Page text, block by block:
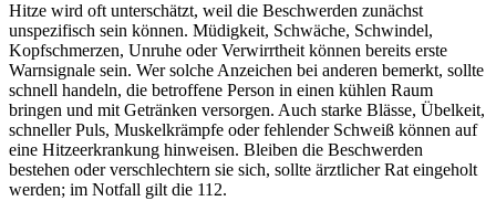
Hitze wird oft unterschätzt, weil die Beschwerden zunächst
unspezifisch sein können. Müdigkeit, Schwäche, Schwindel,
Kopfschmerzen, Unruhe oder Verwirrtheit können bereits erste
Warnsignale sein. Wer solche Anzeichen bei anderen bemerkt, sollte
schnell handeln, die betroffene Person in einen kühlen Raum
bringen und mit Getränken versorgen. Auch starke Blässe, Übelkeit,
schneller Puls, Muskelkrämpfe oder fehlender Schweiß können auf
eine Hitzeerkrankung hinweisen. Bleiben die Beschwerden
bestehen oder verschlechtern sie sich, sollte ärztlicher Rat eingeholt
werden; im Notfall gilt die 112.